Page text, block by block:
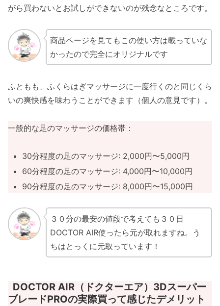
がら買わないとお試しができないのが残念なところです。
商品ページを見てもこの使い方は載っていな
かったので完全にオリジナルです
ふともも、ふくらはぎマッサージに一度行くのと同じくら
いの爽快感を味わうことができます（個人の意見です）。
一般的な足のマッサージの価格帯：
30分程度の足のマッサージ: 2,000円〜5,000円
60分程度の足のマッサージ: 4,000円〜10,000円
90分程度の足のマッサージ: 8,000円〜15,000円
３０分の最安の値段で考えても３０日
DOCTOR AIR使ったら元が取れますね。う
ちはとっくに元取っています！
DOCTOR AIR（ドクターエア）3Dスーパー
ブレードPROの実際買って感じたデメリット